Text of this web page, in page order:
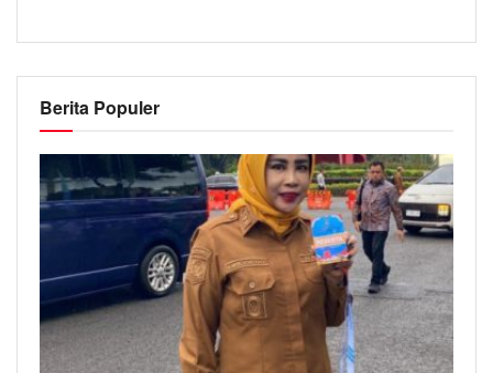
Berita Populer